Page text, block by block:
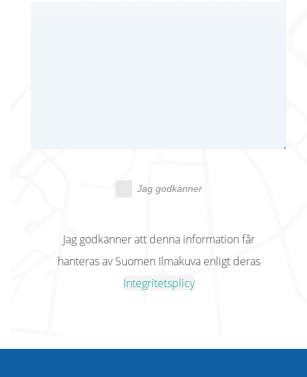
Jag godkänner
Jag godkänner att denna information får
hanteras av Suomen Ilmakuva enligt deras
Integritetsplicy